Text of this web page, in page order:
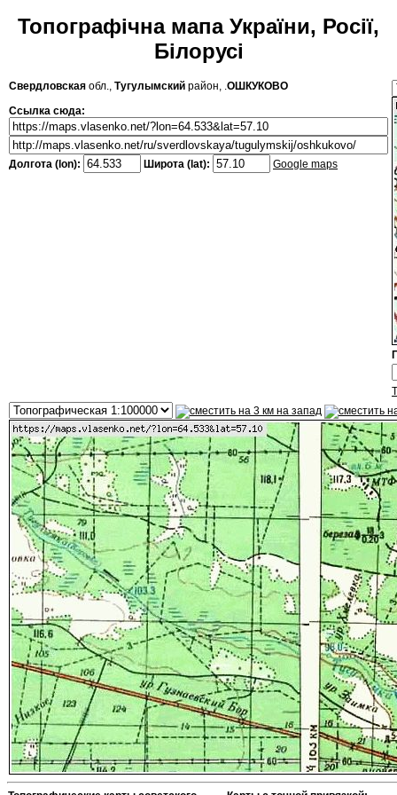
Топографічна мапа України, Росії,
Білорусі
Свердловская обл., Тугулымский район, .ОШКУКОВО
Ссылка сюда:
Долгота (lon): Широта (lat): Google maps